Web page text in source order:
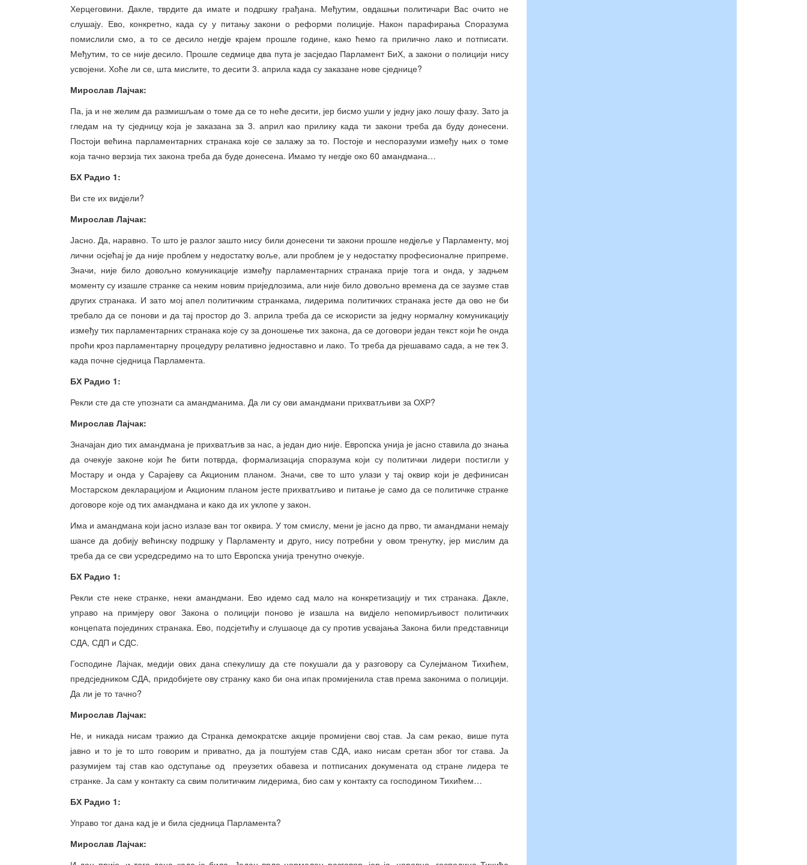
Херцеговини. Дакле, тврдите да имате и подршку грађана. Међутим, овдашњи политичари Вас очито не
слушају. Ево, конкретно, када су у питању закони о реформи полиције. Након парафирања Споразума
помислили смо, а то се десило негдје крајем прошле године, како ћемо га прилично лако и потписати.
Међутим, то се није десило. Прошле седмице два пута је засједао Парламент БиХ, а закони о полицији нису
усвојени. Хоће ли се, шта мислите, то десити 3. априла када су заказане нове сједнице?
Мирослав Лајчак:
Па, ја и не желим да размишљам о томе да се то неће десити, јер бисмо ушли у једну јако лошу фазу. Зато ја
гледам на ту сједницу која је заказана за 3. април као прилику када ти закони треба да буду донесени.
Постоји већина парламентарних странака које се залажу за то. Постоје и неспоразуми између њих о томе
која тачно верзија тих закона треба да буде донесена. Имамо ту негдје око 60 амандмана…
БХ Радио 1:
Ви сте их видјели?
Мирослав Лајчак:
Јасно. Да, наравно. То што је разлог зашто нису били донесени ти закони прошле недјеље у Парламенту, мој
лични осјећај је да није проблем у недостатку воље, али проблем је у недостатку професионалне припреме.
Значи, није било довољно комуникације између парламентарних странака прије тога и онда, у задњем
моменту су изашле странке са неким новим приједлозима, али није било довољно времена да се заузме став
других странака. И зато мој апел политичким странкама, лидерима политичких странака јесте да ово не би
требало да се понови и да тај простор до 3. априла треба да се искористи за једну нормалну комуникацију
између тих парламентарних странака које су за доношење тих закона, да се договори један текст који ће онда
проћи кроз парламентарну процедуру релативно једноставно и лако. То треба да рјешавамо сада, а не тек 3.
када почне сједница Парламента.
БХ Радио 1:
Рекли сте да сте упознати са амандманима. Да ли су ови амандмани прихватљиви за ОХР?
Мирослав Лајчак:
Значајан дио тих амандмана је прихватљив за нас, а један дио није. Европска унија је јасно ставила до знања
да очекује законе који ће бити потврда, формализација споразума који су политички лидери постигли у
Мостару и онда у Сарајеву са Акционим планом. Значи, све то што улази у тај оквир који је дефинисан
Мостарском декларацијом и Акционим планом јесте прихватљиво и питање је само да се политичке странке
договоре које од тих амандмана и како да их уклопе у закон.
Има и амандмана који јасно излазе ван тог оквира. У том смислу, мени је јасно да прво, ти амандмани немају
шансе да добију већинску подршку у Парламенту и друго, нису потребни у овом тренутку, јер мислим да
треба да се сви усредсредимо на то што Европска унија тренутно очекује.
БХ Радио 1:
Рекли сте неке странке, неки амандмани. Ево идемо сад мало на конкретизацију и тих странака. Дакле,
управо на примјеру овог Закона о полицији поново је изашла на видјело непомирљивост политичких
концепата појединих странака. Ево, подсјетићу и слушаоце да су против усвајања Закона били представници
СДА, СДП и СДС.
Господине Лајчак, медији ових дана спекулишу да сте покушали да у разговору са Сулејманом Тихићем,
предсједником СДА, придобијете ову странку како би она ипак промијенила став према законима о полицији.
Да ли је то тачно?
Мирослав Лајчак:
Не, и никада нисам тражио да Странка демократске акције промијени свој став. Ја сам рекао, више пута
јавно и то је то што говорим и приватно, да ја поштујем став СДА, иако нисам сретан због тог става. Ја
разумијем тај став као одступање од преузетих обавеза и потписаних докумената од стране лидера те
странке. Ја сам у контакту са свим политичким лидерима, био сам у контакту са господином Тихићем…
БХ Радио 1:
Управо тог дана кад је и била сједница Парламента?
Мирослав Лајчак: